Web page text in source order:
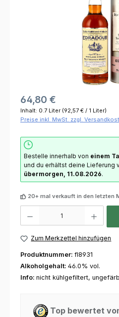
64,80 €
Inhalt: 0.7 Liter (92,57 € / 1 Liter)
Preise inkl. MwSt. zzgl.
Bestelle innerhalb von einem
und du erhältst deine Lieferung
übermorgen, 11.08.2026.
20+ mal verkauft in den letzten
Zum Merkzettel hinzufügen
Produktnummer: fl8931
Alkoholgehalt: 46.0% vol.
Info: nicht kühlgefiltert,
Top bewertet